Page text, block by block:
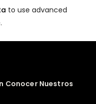
to use advanced
Conocer Nuestros